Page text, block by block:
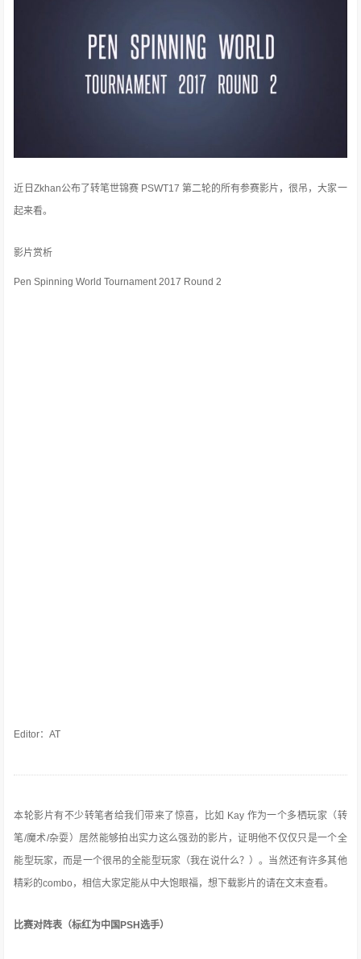
近日Zkhan公布了转笔世锦赛 PSWT17 第二轮的所有参赛影片，很吊，大家一
起来看。
影片赏析
Pen Spinning World Tournament 2017 Round 2
Editor：AT
本轮影片有不少转笔者给我们带来了惊喜，比如 Kay 作为一个多栖玩家（转
笔/魔术/杂耍）居然能够拍出实力这么强劲的影片，证明他不仅仅只是一个全
能型玩家，而是一个很吊的全能型玩家（我在说什么？）。当然还有许多其他
精彩的combo，相信大家定能从中大饱眼福，想下载影片的请在文末查看。
比赛对阵表（标红为中国PSH选手）